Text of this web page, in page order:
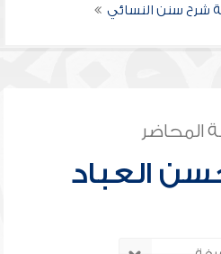
شرح سنن النسائي
المحاضر
العباد